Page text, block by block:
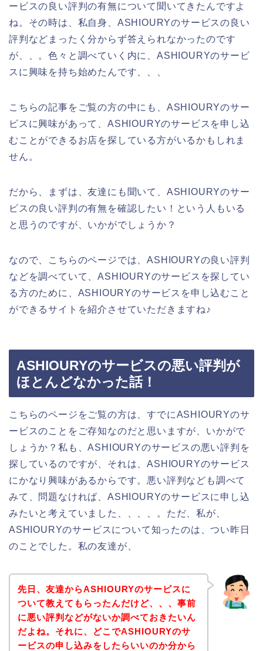
ービスの良い評判の有無について聞いてきたんですよ
ね。その時は、私自身、ASHIOURYのサービスの良い
評判などまったく分からず答えられなかったのです
が、、。色々と調べていく内に、ASHIOURYのサービ
スに興味を持ち始めたんです、、、
こちらの記事をご覧の方の中にも、ASHIOURYのサー
ビスに興味があって、ASHIOURYのサービスを申し込
むことができるお店を探している方がいるかもしれま
せん。
だから、まずは、友達にも聞いて、ASHIOURYのサー
ビスの良い評判の有無を確認したい！という人もいる
と思うのですが、いかがでしょうか？
なので、こちらのページでは、ASHIOURYの良い評判
などを調べていて、ASHIOURYのサービスを探してい
る方のために、ASHIOURYのサービスを申し込むこと
ができるサイトを紹介させていただきますね♪
ASHIOURYのサービスの悪い評判が
ほとんどなかった話！
こちらのページをご覧の方は、すでにASHIOURYのサ
ービスのことをご存知なのだと思いますが、いかがで
しょうか？私も、ASHIOURYのサービスの悪い評判を
探しているのですが、それは、ASHIOURYのサービス
にかなり興味があるからです。悪い評判なども調べて
みて、問題なければ、ASHIOURYのサービスに申し込
みたいと考えていました、、、、。ただ、私が、
ASHIOURYのサービスについて知ったのは、つい昨日
のことでした。私の友達が、
先日、友達からASHIOURYのサービスに
ついて教えてもらったんだけど、、、事前
に悪い評判などがないか調べておきたいん
だよね。それに、どこでASHIOURYのサ
ービスの申し込みをしたらいいのか分から